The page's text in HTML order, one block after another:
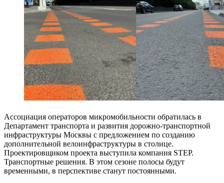
Ассоциация операторов микромобильности обратилась в
Департамент транспорта и развития дорожно-транспортной
инфраструктуры Москвы с предложением по созданию
дополнительной велоинфраструктуры в столице.
Проектировщиком проекта выступила компания STEP.
Транспортные решения. В этом сезоне полосы будут
временными, в перспективе станут постоянными.